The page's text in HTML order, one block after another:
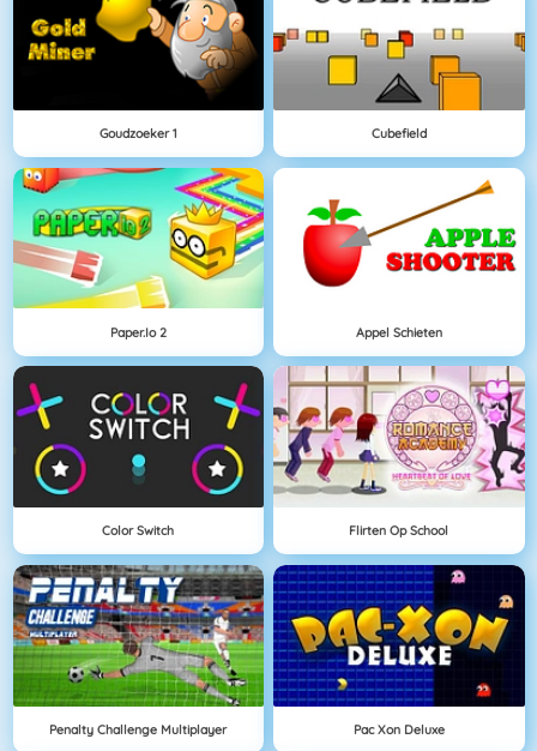
Goudzoeker 1 Cubefield
Paper.io 2 Appel Schieten
Color Switch Flirten Op School
Penalty Challenge Multiplayer Pac Xon Deluxe